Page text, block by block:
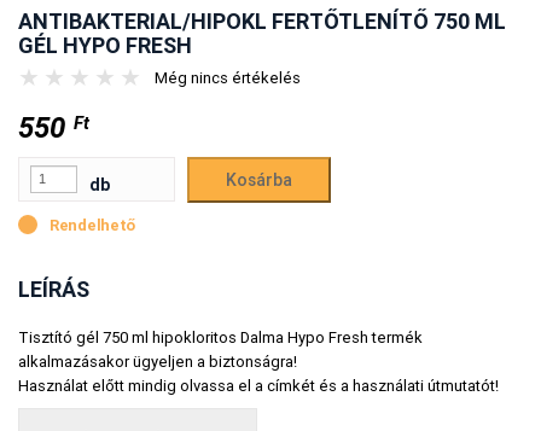
ANTIBAKTERIAL/HIPOKL FERTŐTLENÍTŐ 750 ML
GÉL HYPO FRESH
★ ★ ★ ★ ★ Még nincs értékelés
550 Ft
db
Rendelhető
LEÍRÁS
Tisztító gél 750 ml hipokloritos Dalma Hypo Fresh termék
alkalmazásakor ügyeljen a biztonságra!
Használat előtt mindig olvassa el a címkét és a használati útmutatót!